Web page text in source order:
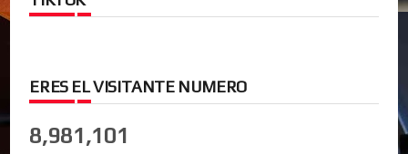
ERES EL VISITANTE NUMERO
8,981,101